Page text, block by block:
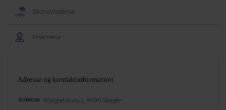
Strand/badesø
Unik natur
Adresse og kontaktinformation
Adresse Rolighedsvej 2, 9990 Skagen